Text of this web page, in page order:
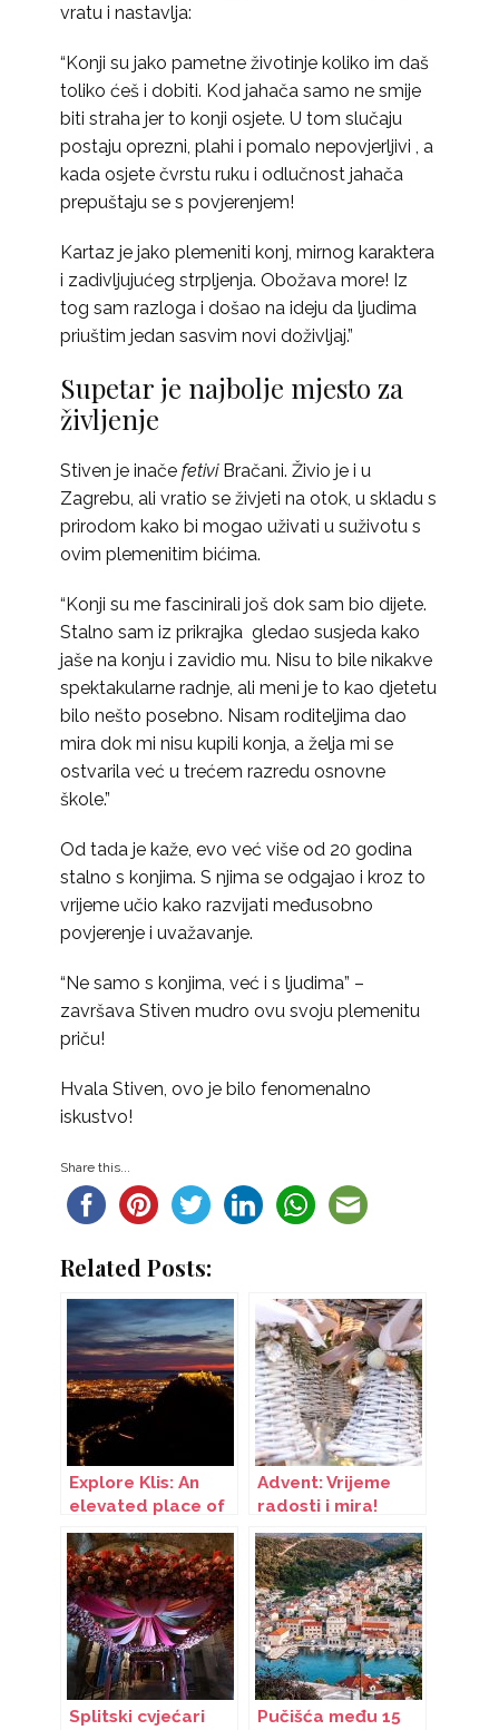
vratu i nastavlja:
“Konji su jako pametne životinje koliko im daš
toliko ćeš i dobiti. Kod jahača samo ne smije
biti straha jer to konji osjete. U tom slučaju
postaju oprezni, plahi i pomalo nepovjerljivi , a
kada osjete čvrstu ruku i odlučnost jahača
prepuštaju se s povjerenjem!
Kartaz je jako plemeniti konj, mirnog karaktera
i zadivljujućeg strpljenja. Obožava more! Iz
tog sam razloga i došao na ideju da ljudima
priuštim jedan sasvim novi doživljaj.”
Supetar je najbolje mjesto za
življenje
Stiven je inače fetiviBračani. Živio je i u
Zagrebu, ali vratio se živjeti na otok, u skladu s
prirodom kako bi mogao uživati u suživotu s
ovim plemenitim bićima.
“Konji su me fascinirali još dok sam bio dijete.
Stalno sam iz prikrajka gledao susjeda kako
jaše na konju i zavidio mu. Nisu to bile nikakve
spektakularne radnje, ali meni je to kao djetetu
bilo nešto posebno. Nisam roditeljima dao
mira dok mi nisu kupili konja, a želja mi se
ostvarila već u trećem razredu osnovne
škole.”
Od tada je kaže, evo već više od 20 godina
stalno s konjima. S njima se odgajao i kroz to
vrijeme učio kako razvijati međusobno
povjerenje i uvažavanje.
“Ne samo s konjima, već i s ljudima” –
završava Stiven mudro ovu svoju plemenitu
priču!
Hvala Stiven, ovo je bilo fenomenalno
iskustvo!
Share this...
Related Posts:
Explore Klis: An
elevated place of
the Dalmatian
karst and the
Adriatic Sea
Advent: Vrijeme
radosti i mira!
Splitski cvjećari Pučišća među 15